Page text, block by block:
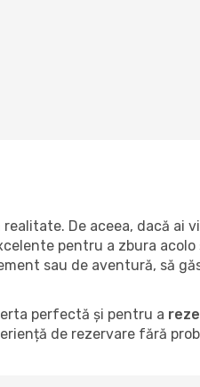
De aceea, dacă ai
pentru a zbura acolo
sau de aventură, să
perfectă și pentru a
de rezervare fără